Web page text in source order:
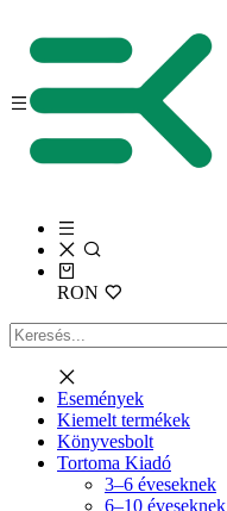
RON
Események
Kiemelt termékek
Könyvesbolt
Tortoma Kiadó
3–6 éveseknek
6–10 éveseknek